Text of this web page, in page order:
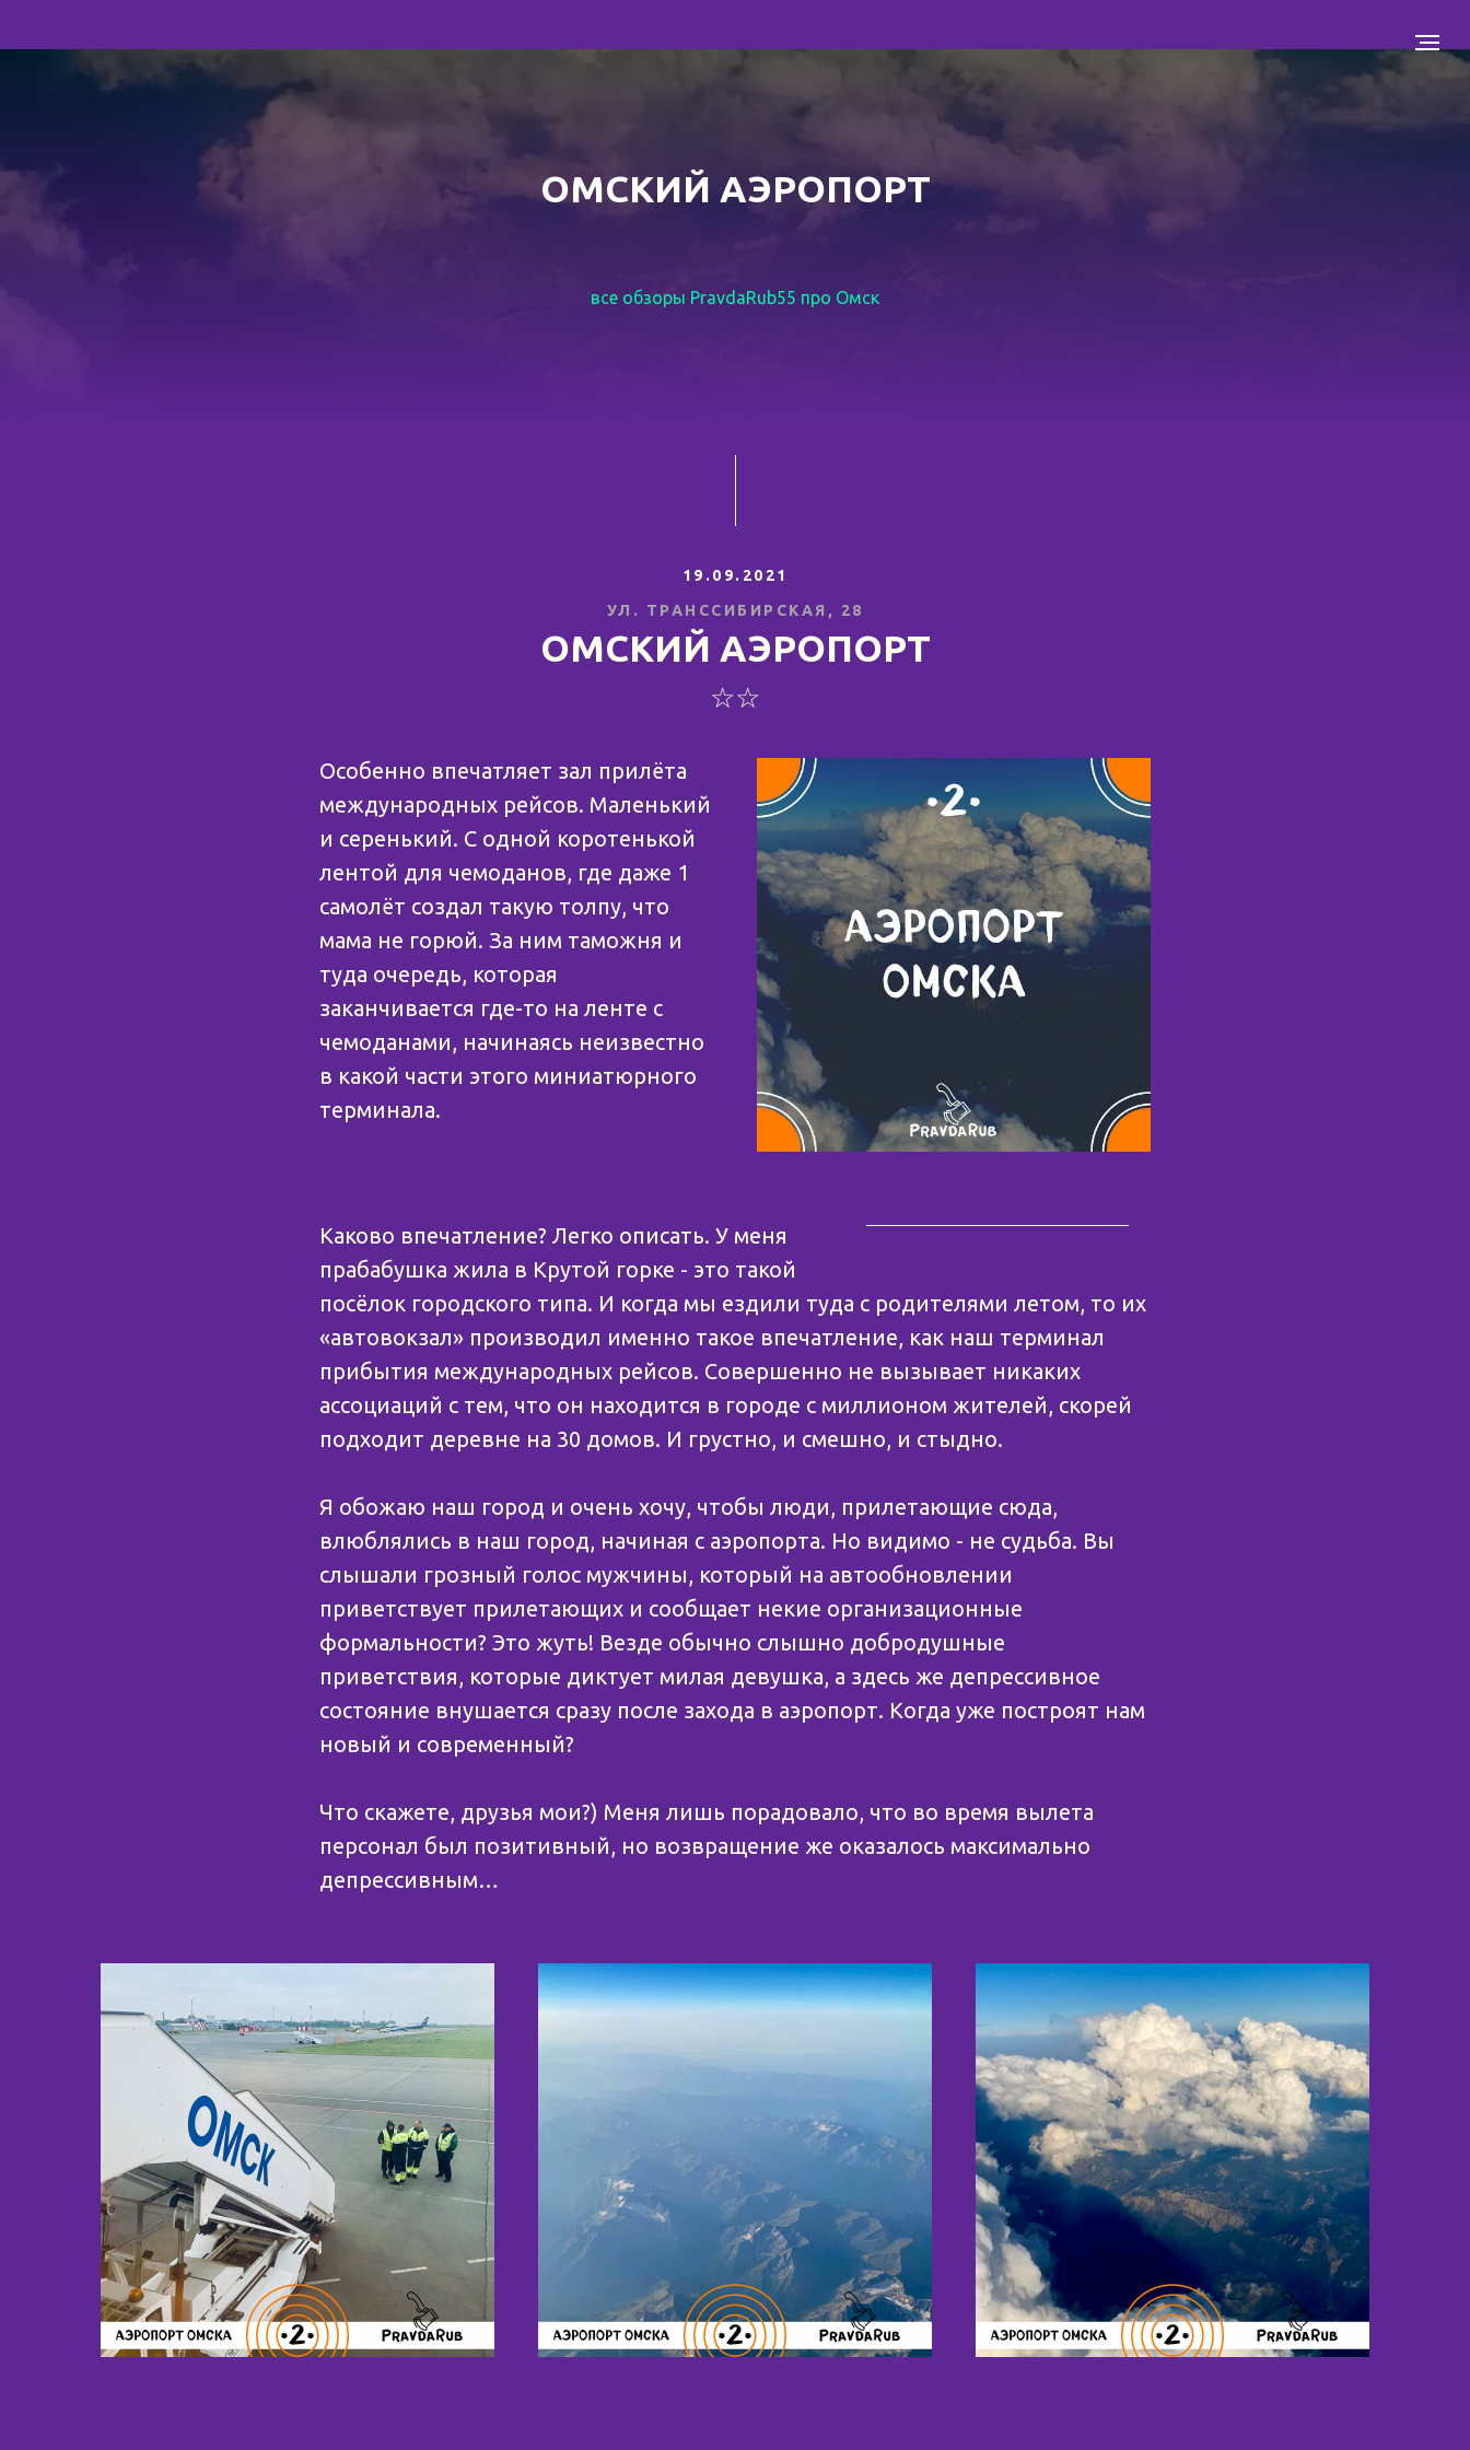
ОМСКИЙ АЭРОПОРТ
все обзоры PravdaRub55 про Омск
19.09.2021
УЛ. ТРАНССИБИРСКАЯ, 28
ОМСКИЙ АЭРОПОРТ
☆☆
Особенно впечатляет зал прилёта
международных рейсов. Маленький
и серенький. С одной коротенькой
лентой для чемоданов, где даже 1
самолёт создал такую толпу, что
мама не горюй. За ним таможня и
туда очередь, которая
заканчивается где-то на ленте с
чемоданами, начинаясь неизвестно
в какой части этого миниатюрного
терминала.
Каково впечатление? Легко описать. У меня
прабабушка жила в Крутой горке - это такой
посёлок городского типа. И когда мы ездили туда с родителями летом, то их
«автовокзал» производил именно такое впечатление, как наш терминал
прибытия международных рейсов. Совершенно не вызывает никаких
ассоциаций с тем, что он находится в городе с миллионом жителей, скорей
подходит деревне на 30 домов. И грустно, и смешно, и стыдно.
Я обожаю наш город и очень хочу, чтобы люди, прилетающие сюда,
влюблялись в наш город, начиная с аэропорта. Но видимо - не судьба. Вы
слышали грозный голос мужчины, который на автообновлении
приветствует прилетающих и сообщает некие организационные
формальности? Это жуть! Везде обычно слышно добродушные
приветствия, которые диктует милая девушка, а здесь же депрессивное
состояние внушается сразу после захода в аэропорт. Когда уже построят нам
новый и современный?
Что скажете, друзья мои?) Меня лишь порадовало, что во время вылета
персонал был позитивный, но возвращение же оказалось максимально
депрессивным…